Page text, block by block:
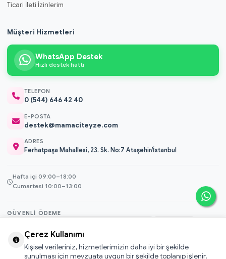
Ticari İleti İzinlerim
Müşteri Hizmetleri
WhatsApp Destek
Hızlı destek hattı
TELEFON
0 (544) 646 42 40
E-POSTA
destek@mamaciteyze.com
ADRES
Ferhatpaşa Mahallesi, 23. Sk. No:7 Ataşehir/İstanbul
Hafta içi 09:00–18:00
Cumartesi 10:00–13:00
GÜVENLI ÖDEME
256-bit SSL
Çerez Kullanımı
Kişisel verileriniz, hizmetlerimizin daha iyi bir şekilde
sunulması için mevzuata uygun bir şekilde toplanıp işlenir.